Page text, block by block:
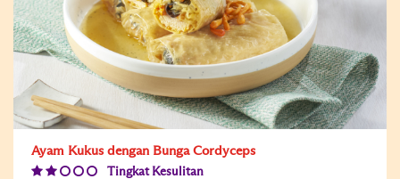
Ayam Kukus dengan Bunga Cordyceps
Tingkat Kesulitan